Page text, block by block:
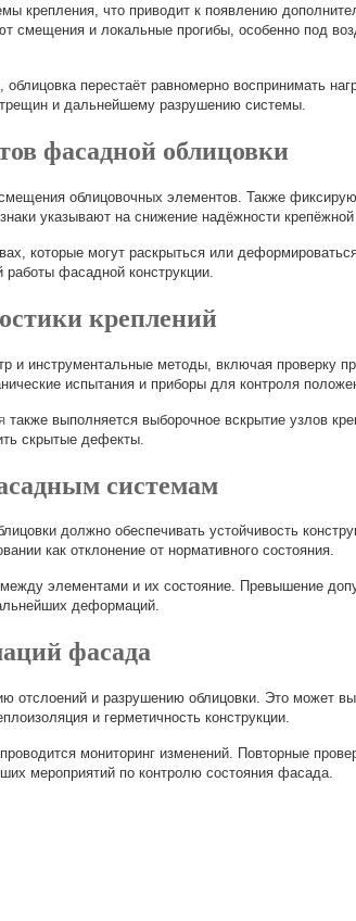
крепления, что приводит к появлению
смещения и локальные прогибы, особенно под
перестаёт равномерно воспринимать
и дальнейшему разрушению системы.
фасадной облицовки
облицовочных элементов. Также
указывают на снижение надёжности
которые могут раскрыться или
фасадной конструкции.
креплений
и инструментальные методы, включая проверку
испытания и приборы для контроля
также выполняется выборочное вскрытие узлов
скрытые дефекты.
системам
должно обеспечивать устойчивость
как отклонение от нормативного состояния.
элементами и их состояние. Превышение
деформаций.
фасада
отслоений и разрушению облицовки. Это может
и герметичность конструкции.
мониторинг изменений. Повторные
мероприятий по контролю состояния фасада.